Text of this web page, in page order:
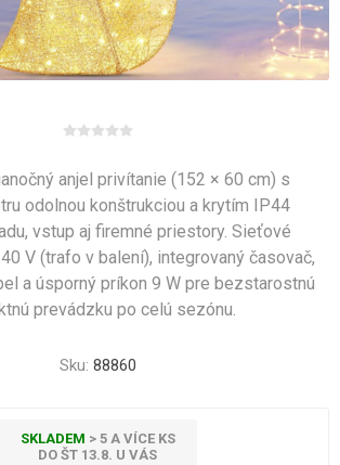
anjel privítanie (152 × 60 cm) s
odolnou konštrukciou a krytím IP44
vstup aj firemné priestory. Sieťové
V (trafo v balení), integrovaný časovač,
a úsporný príkon 9 W pre bezstarostnú
prevádzku po celú sezónu.
Sku: 88860
SKLADEM > 5 A VÍCE KS
DO ŠT 13.8. U VÁS